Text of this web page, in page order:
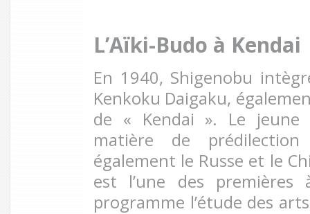
L’Aïki-Budo à Kendai
En 1940, Shigenobu
Kenkoku Daigaku,
de « Kendai ». Le
matière de
également le Russe et le
est l’une des premières
programme l’étude des